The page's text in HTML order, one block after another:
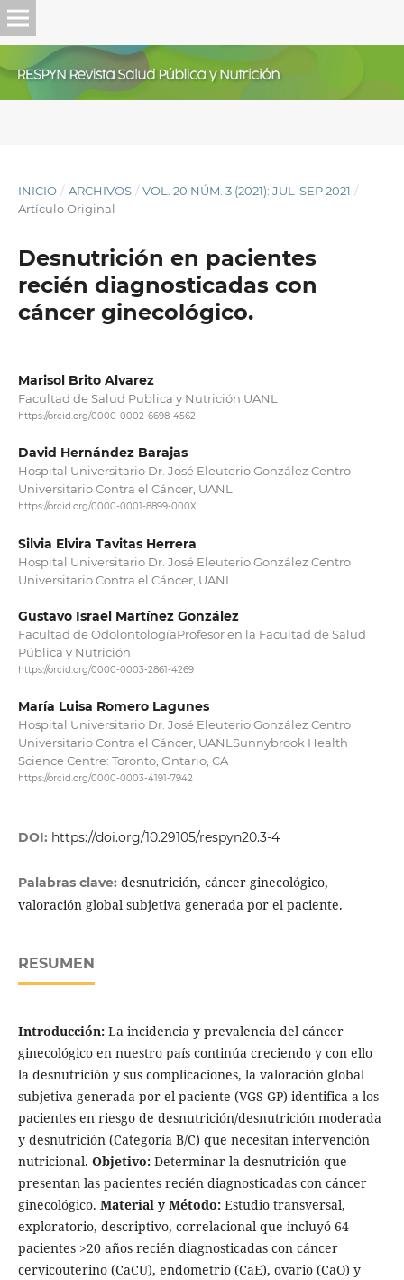
INICIO / ARCHIVOS / VOL. 20 NÚM. 3 (2021): JUL-SEP 2021 /
Artículo Original
Desnutrición en pacientes
recién diagnosticadas con
cáncer ginecológico.
Marisol Brito Alvarez
Facultad de Salud Publica y Nutrición UANL
https://orcid.org/0000-0002-6698-4562
David Hernández Barajas
Hospital Universitario Dr. José Eleuterio González Centro
Universitario Contra el Cáncer, UANL
https://orcid.org/0000-0001-8899-000X
Silvia Elvira Tavitas Herrera
Hospital Universitario Dr. José Eleuterio González Centro
Universitario Contra el Cáncer, UANL
Gustavo Israel Martínez González
Facultad de OdolontologíaProfesor en la Facultad de Salud
Pública y Nutrición
https://orcid.org/0000-0003-2861-4269
María Luisa Romero Lagunes
Hospital Universitario Dr. José Eleuterio González Centro
Universitario Contra el Cáncer, UANLSunnybrook Health
Science Centre: Toronto, Ontario, CA
https://orcid.org/0000-0003-4191-7942
DOI: https://doi.org/10.29105/respyn20.3-4
Palabras clave: desnutrición, cáncer ginecológico,
valoración global subjetiva generada por el paciente.
RESUMEN
Introducción: La incidencia y prevalencia del cáncer
ginecológico en nuestro país continúa creciendo y con ello
la desnutrición y sus complicaciones, la valoración global
subjetiva generada por el paciente (VGS-GP) identifica a los
pacientes en riesgo de desnutrición/desnutrición moderada
y desnutrición (Categoría B/C) que necesitan intervención
nutricional. Objetivo: Determinar la desnutrición que
presentan las pacientes recién diagnosticadas con cáncer
ginecológico. Material y Método: Estudio transversal,
exploratorio, descriptivo, correlacional que incluyó 64
pacientes >20 años recién diagnosticadas con cáncer
cervicouterino (CaCU), endometrio (CaE), ovario (CaO) y